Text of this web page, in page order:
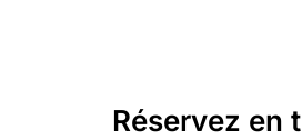
Réservez en